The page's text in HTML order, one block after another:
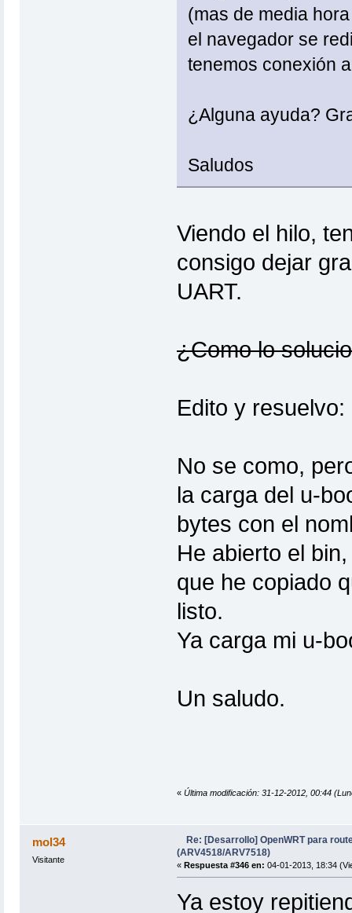
(mas de media
el navegador se
tenemos conexión
¿Alguna ayuda?
Saludos
Viendo el hilo,
consigo dejar
UART.
¿Como lo
Edito y resuelvo:
No se como,
la carga del u-
bytes con el
He abierto el
que he copiado
listo.
Ya carga mi u-
Un saludo.
« Última modificación: 31-12-2012, 00:44
mol34
Visitante
Re: [Desarrollo] OpenWRT para
(ARV4518/ARV7518)
« Respuesta #346 en: 04-01-2013, 18:34
Ya estoy